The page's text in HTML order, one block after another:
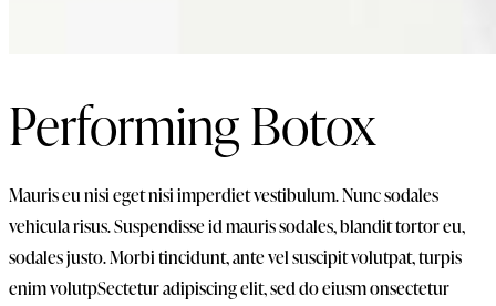
Performing Botox
Mauris eu nisi eget nisi imperdiet vestibulum. Nunc sodales
vehicula risus. Suspendisse id mauris sodales, blandit tortor eu,
sodales justo. Morbi tincidunt, ante vel suscipit volutpat, turpis
enim volutpSectetur adipiscing elit, sed do eiusm onsectetur